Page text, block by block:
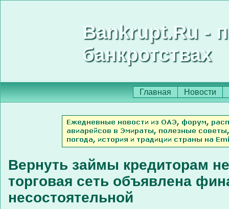
Bankrupt.Ru -
банкротствах
Главная Новости
Вернуть займы кредиторам
торговая сеть объявлена
несостоятельной